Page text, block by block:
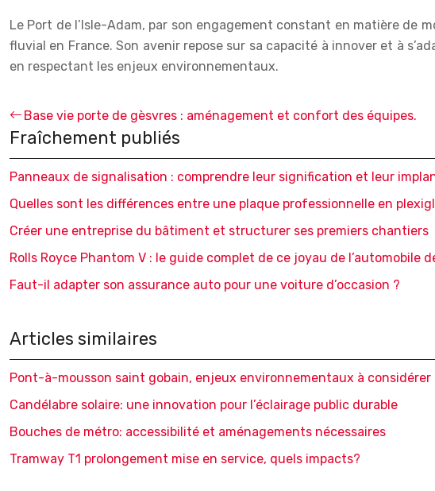
Le Port de l’Isle-Adam, par son engagement constant en matière de
fluvial en France. Son avenir repose sur sa capacité à innover et à
en respectant les enjeux environnementaux.
Base vie porte de gèsvres : aménagement et confort des équipes.
Fraîchement publiés
Panneaux de signalisation : comprendre leur signification et leur
Quelles sont les différences entre une plaque professionnelle en
Créer une entreprise du bâtiment et structurer ses premiers chantiers
Rolls Royce Phantom V : le guide complet de ce joyau de l’automobile
Faut-il adapter son assurance auto pour une voiture d’occasion ?
Articles similaires
Pont-à-mousson saint gobain, enjeux environnementaux à considérer
Candélabre solaire: une innovation pour l’éclairage public durable
Bouches de métro: accessibilité et aménagements nécessaires
Tramway T1 prolongement mise en service, quels impacts?